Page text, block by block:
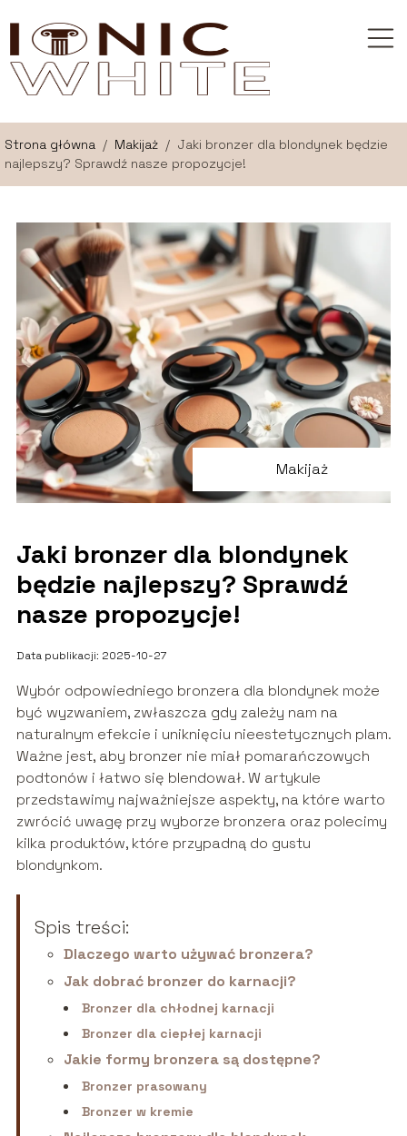
Strona główna / Makijaż / Jaki bronzer dla blondynek będzie
najlepszy? Sprawdź nasze propozycje!
Makijaż
Jaki bronzer dla blondynek
będzie najlepszy? Sprawdź
nasze propozycje!
Data publikacji: 2025-10-27
Wybór odpowiedniego bronzera dla blondynek może
być wyzwaniem, zwłaszcza gdy zależy nam na
naturalnym efekcie i uniknięciu nieestetycznych plam.
Ważne jest, aby bronzer nie miał pomarańczowych
podtonów i łatwo się blendował. W artykule
przedstawimy najważniejsze aspekty, na które warto
zwrócić uwagę przy wyborze bronzera oraz polecimy
kilka produktów, które przypadną do gustu
blondynkom.
Spis treści:
Dlaczego warto używać bronzera?
Jak dobrać bronzer do karnacji?
Bronzer dla chłodnej karnacji
Bronzer dla ciepłej karnacji
Jakie formy bronzera są dostępne?
Bronzer prasowany
Bronzer w kremie